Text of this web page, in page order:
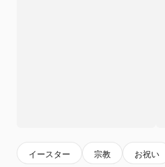
イースター 宗教 お祝い